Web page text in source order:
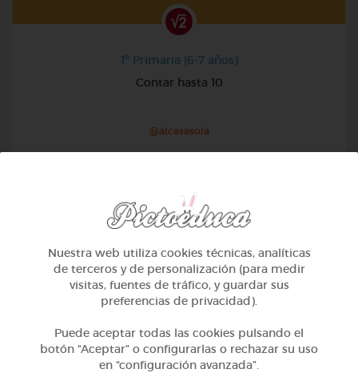
1º Primaria (6-7 años)
Contar hasta 10
@alcasasola
Nuestra web utiliza cookies técnicas, analíticas
de terceros y de personalización (para medir
visitas, fuentes de tráfico, y guardar sus
preferencias de privacidad).
Puede aceptar todas las cookies pulsando el
botón “Aceptar” o configurarlas o rechazar su uso
en “configuración avanzada”.